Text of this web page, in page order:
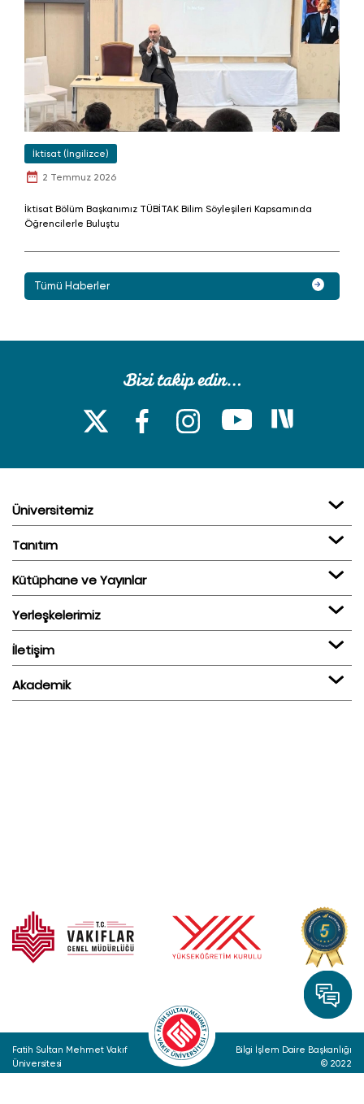
İktisat (İngilizce)
2 Temmuz 2026
İktisat Bölüm Başkanımız TÜBİTAK Bilim Söyleşileri Kapsamında
Öğrencilerle Buluştu
Tümü Haberler
Üniversitemiz
Tanıtım
Kütüphane ve Yayınlar
Yerleşkelerimiz
İletişim
Akademik
Fatih Sultan Mehmet Vakıf
Üniversitesi
Bilgi İşlem Daire Başkanlığı
© 2022